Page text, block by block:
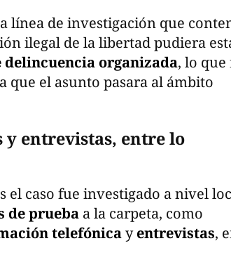
línea de investigación que
ilegal de la libertad pudiera
organizada, lo que
que el asunto pasara al ámbito
y entrevistas, entre lo
el caso fue investigado a nivel
de prueba a la carpeta, como
telefónicayentrevistas,